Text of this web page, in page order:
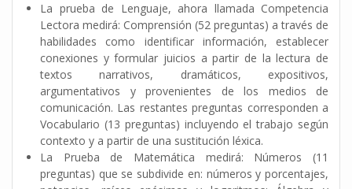
La prueba de Lenguaje, ahora llamada Competencia
Lectora medirá: Comprensión (52 preguntas) a través de
habilidades como identificar información, establecer
conexiones y formular juicios a partir de la lectura de
textos narrativos, dramáticos, expositivos,
argumentativos y provenientes de los medios de
comunicación. Las restantes preguntas corresponden a
Vocabulario (13 preguntas) incluyendo el trabajo según
contexto y a partir de una sustitución léxica.
La Prueba de Matemática medirá: Números (11
preguntas) que se subdivide en: números y porcentajes,